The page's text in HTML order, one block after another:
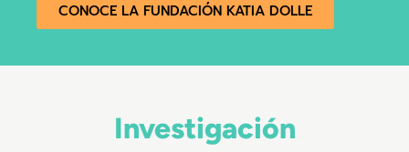
CONOCE LA FUNDACIÓN KATIA DOLLE
Investigación